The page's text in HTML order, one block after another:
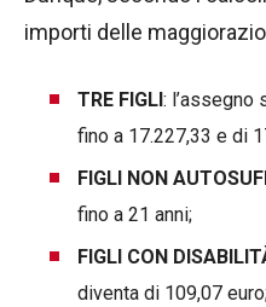
importi delle
TRE FIGLI : l’assegno
fino a 17.227,33 e di
FIGLI NON
fino a 21 anni;
FIGLI CON
diventa di 109,07